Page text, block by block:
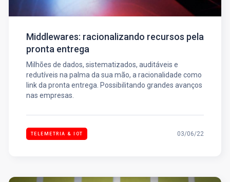
Middlewares: racionalizando recursos pela
pronta entrega
Milhões de dados, sistematizados, auditáveis e
redutíveis na palma da sua mão, a racionalidade como
link da pronta entrega. Possibilitando grandes avanços
nas empresas.
TELEMETRIA & IOT 03/06/22